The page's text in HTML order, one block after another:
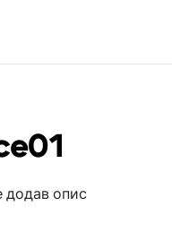
додав опис